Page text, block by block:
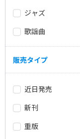
ジャズ
歌謡曲
販売タイプ
近日発売
新刊
重版